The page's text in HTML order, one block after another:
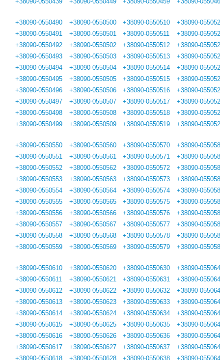
+38090-0550490
+38090-0550491
+38090-0550492
+38090-0550493
+38090-0550494
+38090-0550495
+38090-0550496
+38090-0550497
+38090-0550498
+38090-0550499
+38090-0550500
+38090-0550501
+38090-0550502
+38090-0550503
+38090-0550504
+38090-0550505
+38090-0550506
+38090-0550507
+38090-0550508
+38090-0550509
+38090-0550510
+38090-0550511
+38090-0550512
+38090-0550513
+38090-0550514
+38090-0550515
+38090-0550516
+38090-0550517
+38090-0550518
+38090-0550519
+38090-
+38090-
+38090-
+38090-
+38090-
+38090-
+38090-
+38090-
+38090-
+38090-
+38090-0550550
+38090-0550551
+38090-0550552
+38090-0550553
+38090-0550554
+38090-0550555
+38090-0550556
+38090-0550557
+38090-0550558
+38090-0550559
+38090-0550560
+38090-0550561
+38090-0550562
+38090-0550563
+38090-0550564
+38090-0550565
+38090-0550566
+38090-0550567
+38090-0550568
+38090-0550569
+38090-0550570
+38090-0550571
+38090-0550572
+38090-0550573
+38090-0550574
+38090-0550575
+38090-0550576
+38090-0550577
+38090-0550578
+38090-0550579
+38090-
+38090-
+38090-
+38090-
+38090-
+38090-
+38090-
+38090-
+38090-
+38090-
+38090-0550610
+38090-0550611
+38090-0550612
+38090-0550613
+38090-0550614
+38090-0550615
+38090-0550616
+38090-0550617
+38090-0550618
+38090-0550620
+38090-0550621
+38090-0550622
+38090-0550623
+38090-0550624
+38090-0550625
+38090-0550626
+38090-0550627
+38090-0550628
+38090-0550630
+38090-0550631
+38090-0550632
+38090-0550633
+38090-0550634
+38090-0550635
+38090-0550636
+38090-0550637
+38090-0550638
+38090-
+38090-
+38090-
+38090-
+38090-
+38090-
+38090-
+38090-
+38090-